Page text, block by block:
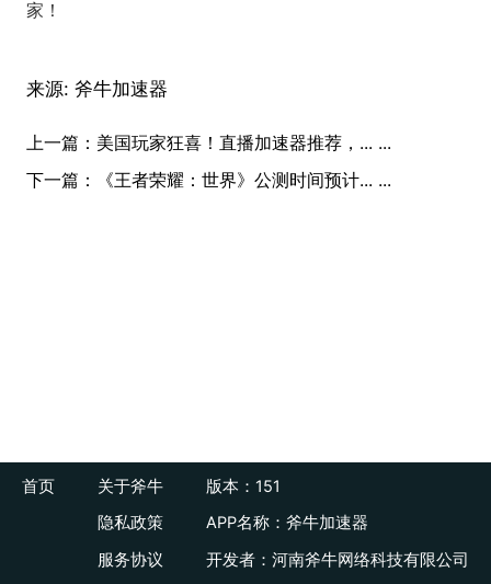
家！
来源: 斧牛加速器
上一篇： 美国玩家狂喜！直播加速器推荐，... ...
下一篇：
《王者荣耀：世界》公测时间预计... ...
首页
关于斧牛
隐私政策
服务协议
版本：151
APP名称：斧牛加速器
开发者：河南斧牛网络科技有限公司